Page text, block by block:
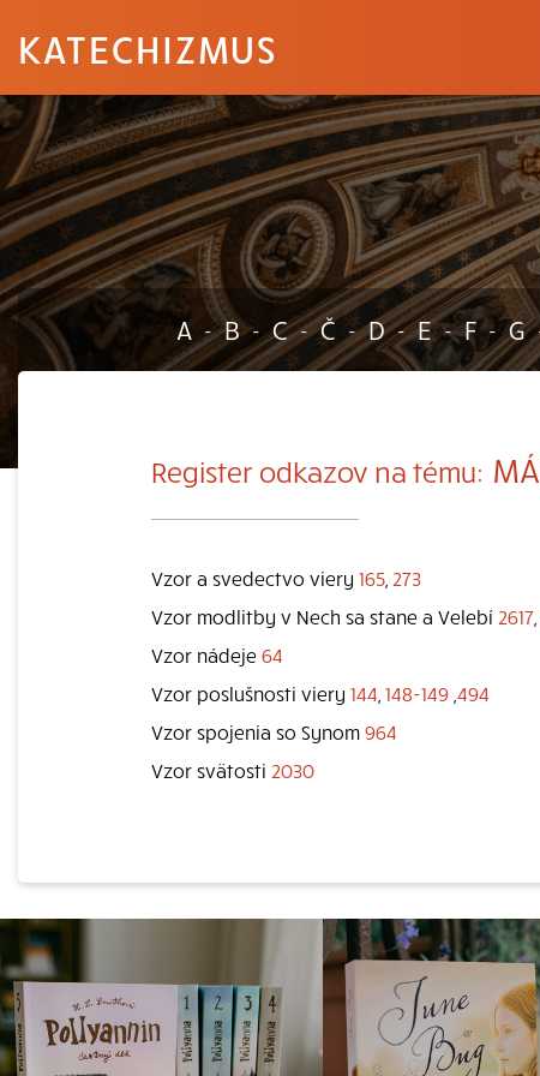
KATECHIZMUS
A - B - C - Č - D - E - F - G
Register odkazov na tému:
Vzor a svedectvo viery 165 273
Vzor modlitby v Nech sa stane a Velebí 2617
Vzor nádeje 64
Vzor poslušnosti viery 144 148-149 494
Vzor spojenia so Synom 964
Vzor svätosti 2030